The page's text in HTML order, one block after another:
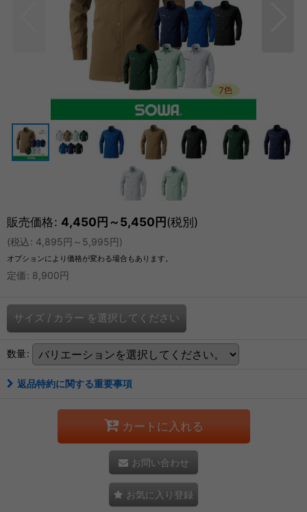
販売価格: 4,450円～5,450円(税別)
(税込: 4,895円 ～5,995円)
オプションにより価格が変わる場合もあります。
定価: 8,900円
サイズ / カラー を選択してください
数量:
返品特約に関する重要事項
カートに入れる
お問い合わせ
お気に入り登録